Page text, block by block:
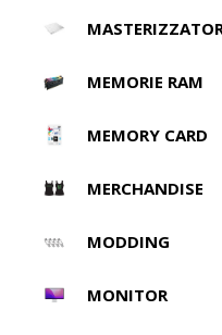
MEMORIE RAM
MEMORY CARD
MERCHANDISE
MODDING
MONITOR